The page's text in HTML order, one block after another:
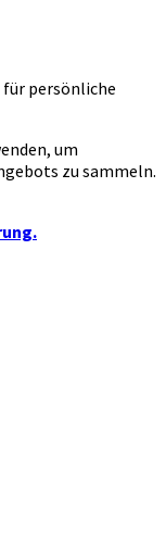
persönliche
um
zu sammeln.